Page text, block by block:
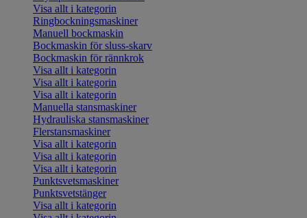
Visa allt i kategorin
Ringbockningsmaskiner
Manuell bockmaskin
Bockmaskin för sluss-skarv
Bockmaskin för rännkrok
Visa allt i kategorin
Visa allt i kategorin
Visa allt i kategorin
Manuella stansmaskiner
Hydrauliska stansmaskiner
Flerstansmaskiner
Visa allt i kategorin
Visa allt i kategorin
Visa allt i kategorin
Punktsvetsmaskiner
Punktsvetstänger
Visa allt i kategorin